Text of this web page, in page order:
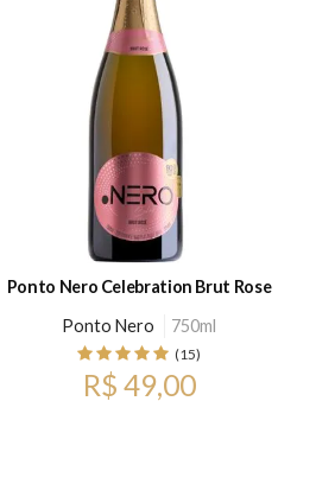
Ponto Nero Celebration Brut Rose
Ponto Nero
750ml
(15)
R$ 49,00